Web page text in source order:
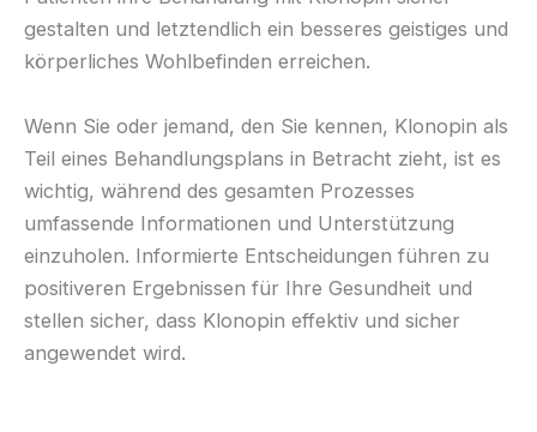
gestalten und letztendlich ein besseres geistiges und
körperliches Wohlbefinden erreichen.
Wenn Sie oder jemand, den Sie kennen, Klonopin als
Teil eines Behandlungsplans in Betracht zieht, ist es
wichtig, während des gesamten Prozesses
umfassende Informationen und Unterstützung
einzuholen. Informierte Entscheidungen führen zu
positiveren Ergebnissen für Ihre Gesundheit und
stellen sicher, dass Klonopin effektiv und sicher
angewendet wird.